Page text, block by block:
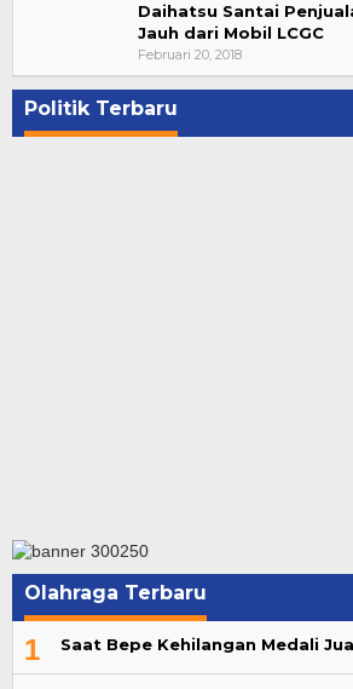
Daihatsu Santai
Jauh dari Mobil LCGC
Februari 20, 2018
Politik Terbaru
Suharto Dipercaya Jadi Dewan
PBSI 2020-2024
Di NASIONAL, POLITIK
Olahraga Terbaru
1 Saat Bepe Kehilangan Medali